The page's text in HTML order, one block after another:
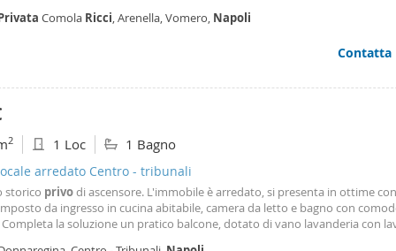
vari - portiere intera giornata - condizionatori - riscaldamento autonomo -
- altre info su richiesta - per informazioni e visite chiamare - consulting
Comola Ricci, Arenella, Vomero, Napoli
Contatta
2 1 Loc 1 Bagno
arredato Centro - tribunali
storico privodi ascensore. L'immobile è arredato, si presenta in ottime
da ingresso in cucina abitabile, camera da letto e bagno con
Completa la soluzione un pratico balcone, dotato di vano lavanderia con